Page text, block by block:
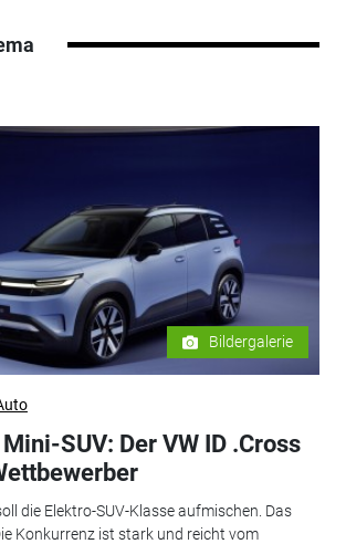
Bildergalerie
SUV: Der VW ID .Cross
die Elektro-SUV-Klasse aufmischen. Das
Konkurrenz ist stark und reicht vom